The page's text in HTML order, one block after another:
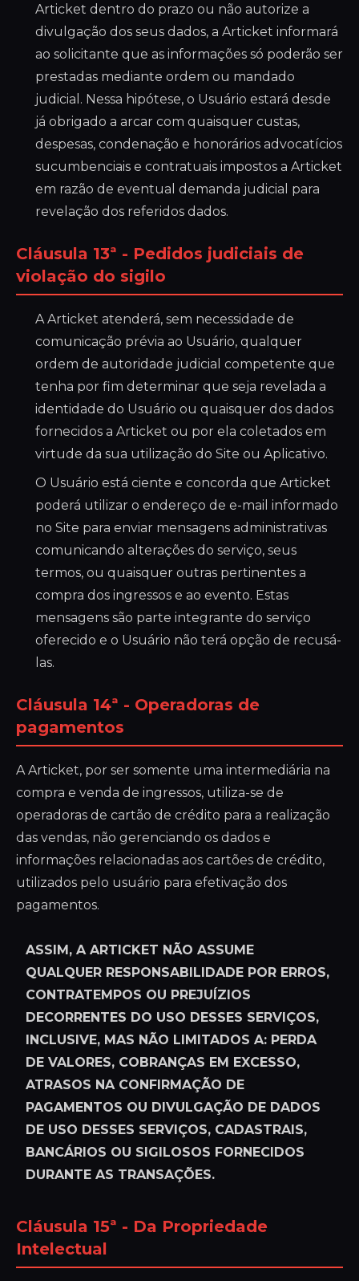
Articket dentro do prazo ou não autorize a
divulgação dos seus dados, a Articket informará
ao solicitante que as informações só poderão ser
prestadas mediante ordem ou mandado
judicial. Nessa hipótese, o Usuário estará desde
já obrigado a arcar com quaisquer custas,
despesas, condenação e honorários advocatícios
sucumbenciais e contratuais impostos a Articket
em razão de eventual demanda judicial para
revelação dos referidos dados.
Cláusula 13ª - Pedidos judiciais de
violação do sigilo
A Articket atenderá, sem necessidade de
comunicação prévia ao Usuário, qualquer
ordem de autoridade judicial competente que
tenha por fim determinar que seja revelada a
identidade do Usuário ou quaisquer dos dados
fornecidos a Articket ou por ela coletados em
virtude da sua utilização do Site ou Aplicativo.
O Usuário está ciente e concorda que Articket
poderá utilizar o endereço de e-mail informado
no Site para enviar mensagens administrativas
comunicando alterações do serviço, seus
termos, ou quaisquer outras pertinentes a
compra dos ingressos e ao evento. Estas
mensagens são parte integrante do serviço
oferecido e o Usuário não terá opção de recusá-
las.
Cláusula 14ª - Operadoras de
pagamentos
A Articket, por ser somente uma intermediária na
compra e venda de ingressos, utiliza-se de
operadoras de cartão de crédito para a realização
das vendas, não gerenciando os dados e
informações relacionadas aos cartões de crédito,
utilizados pelo usuário para efetivação dos
pagamentos.
ASSIM, A ARTICKET NÃO ASSUME
QUALQUER RESPONSABILIDADE POR ERROS,
CONTRATEMPOS OU PREJUÍZIOS
DECORRENTES DO USO DESSES SERVIÇOS,
INCLUSIVE, MAS NÃO LIMITADOS A: PERDA
DE VALORES, COBRANÇAS EM EXCESSO,
ATRASOS NA CONFIRMAÇÃO DE
PAGAMENTOS OU DIVULGAÇÃO DE DADOS
DE USO DESSES SERVIÇOS, CADASTRAIS,
BANCÁRIOS OU SIGILOSOS FORNECIDOS
DURANTE AS TRANSAÇÕES.
Cláusula 15ª - Da Propriedade
Intelectual